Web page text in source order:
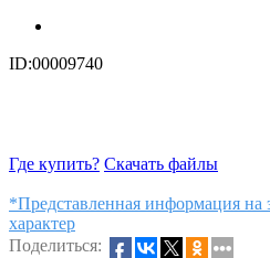
ID:00009740
Где купить? Скачать файлы
*Представленная информация на
характер
Поделиться: